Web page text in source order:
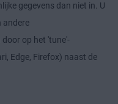
gegevens dan niet in. U
andere
op het 'tune'-
Edge, Firefox) naast de